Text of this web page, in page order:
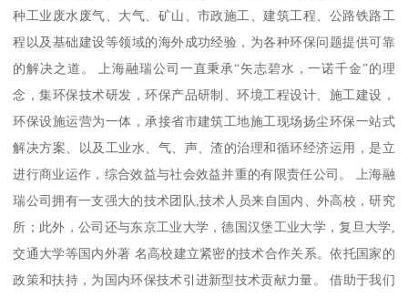
种工业废水废气、大气、矿山、市政施工、建筑工程、公路铁路工
程以及基础建设等领域的海外成功经验，为各种环保问题提供可靠
的解决之道。 上海融瑞公司一直秉承“矢志碧水，一诺千金”的理
念，集环保技术研发，环保产品研制、环境工程设计、施工建设，
环保设施运营为一体，承接省市建筑工地施工现场扬尘环保一站式
解决方案、以及工业水、气、声、渣的治理和循环经济运用，是立
进行商业运作，综合效益与社会效益并重的有限责任公司。 上海融
瑞公司拥有一支强大的技术团队,技术人员来自国内、外高校，研究
所；此外，公司还与东京工业大学，德国汉堡工业大学，复旦大学,
交通大学等国内外著 名高校建立紧密的技术合作关系。依托国家的
政策和扶持，为国内环保技术引进新型技术贡献力量。 借助于我们